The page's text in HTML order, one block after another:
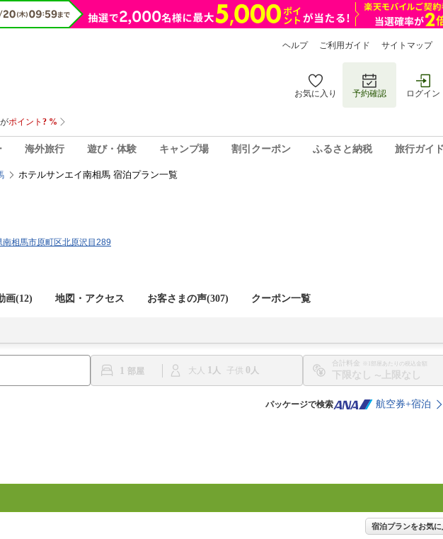
ヘルプ ご利用ガイド サイトマップ
お気に入り 予約確認 ログイン
海外旅行 遊び・体験 キャンプ場 割引クーポン ふるさと納税 旅行ガイド
ホテルサンエイ南相馬 宿泊プラン一覧
相馬市原町区北原沢目289
画(12) 地図・アクセス お客さまの声(307) クーポン一覧
1 大人 1 子供 0
合計料金 ※1部屋あたりの税込金額
〜
パッケージで検索 航空券+宿泊
宿泊プランをお気